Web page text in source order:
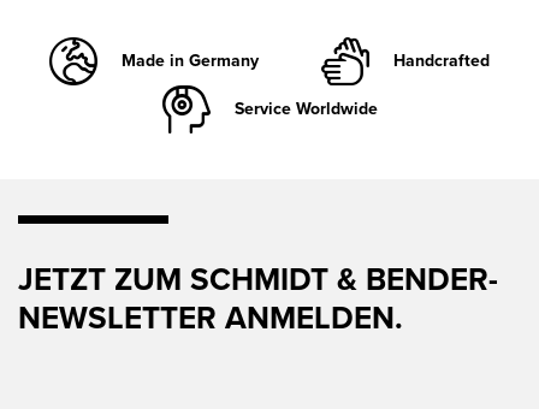
Made in Germany
Handcrafted
Service Worldwide
JETZT ZUM SCHMIDT & BENDER-
NEWSLETTER ANMELDEN.